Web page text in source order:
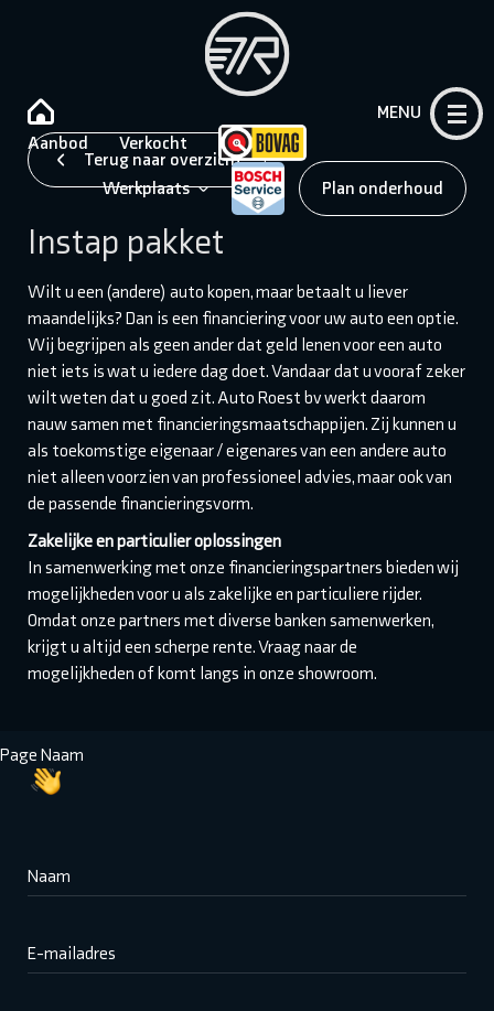
Aanbod Verkocht
Werkplaats Plan onderhoud
MENU
Terug naar overzicht
Instap pakket
Wilt u een (andere) auto kopen, maar betaalt u liever
maandelijks? Dan is een financiering voor uw auto een optie.
Wij begrijpen als geen ander dat geld lenen voor een auto
niet iets is wat u iedere dag doet. Vandaar dat u vooraf zeker
wilt weten dat u goed zit. Auto Roest bv werkt daarom
nauw samen met financieringsmaatschappijen. Zij kunnen u
als toekomstige eigenaar / eigenares van een andere auto
niet alleen voorzien van professioneel advies, maar ook van
de passende financieringsvorm.
Zakelijke en particulier oplossingen
In samenwerking met onze financieringspartners bieden wij
mogelijkheden voor u als zakelijke en particuliere rijder.
Omdat onze partners met diverse banken samenwerken,
krijgt u altijd een scherpe rente. Vraag naar de
mogelijkheden of komt langs in onze showroom.
Naam
E-mailadres
Page Naam